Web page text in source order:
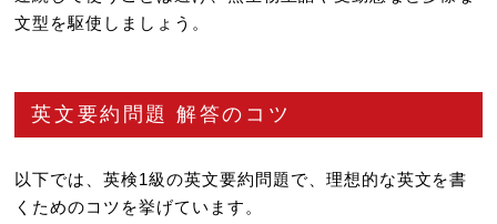
文型を駆使しましょう。
英文要約問題 解答のコツ
以下では、英検1級の英文要約問題で、理想的な英文を書
くためのコツを挙げています。